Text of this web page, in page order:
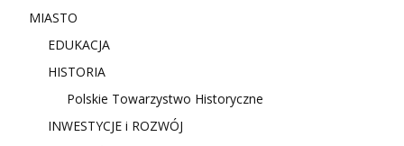
MIASTO
EDUKACJA
HISTORIA
Polskie Towarzystwo Historyczne
INWESTYCJE i ROZWÓJ